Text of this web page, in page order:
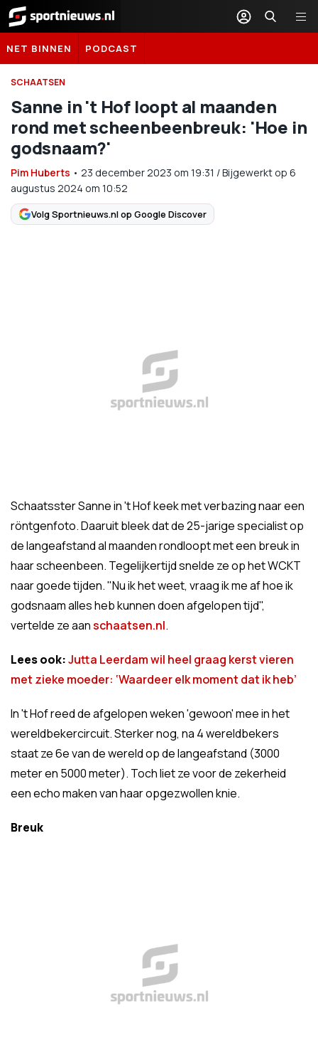
Sportnieuws.nl
NET BINNEN PODCAST
SCHAATSEN
Sanne in 't Hof loopt al maanden
rond met scheenbeenbreuk: 'Hoe in
godsnaam?'
Pim Huberts • 23 december 2023 om 19:31 /Bijgewerkt op 6
augustus 2024 om 10:52
Volg Sportnieuws.nl op Google Discover
Schaatsster Sanne in 't Hof keek met verbazing naar een
röntgenfoto. Daaruit bleek dat de 25-jarige specialist op
de langeafstand al maanden rondloopt met een breuk in
haar scheenbeen. Tegelijkertijd snelde ze op het WCKT
naar goede tijden. "Nu ik het weet, vraag ik me af hoe ik
godsnaam alles heb kunnen doen afgelopen tijd",
vertelde ze aanschaatsen.nl.
Lees ook:Jutta Leerdam wil heel graag kerst vieren
met zieke moeder: ‘Waardeer elk moment dat ik heb’
In 't Hof reed de afgelopen weken 'gewoon' mee in het
wereldbekercircuit. Sterker nog, na 4 wereldbekers
staat ze 6e van de wereld op de langeafstand (3000
meter en 5000 meter). Toch liet ze voor de zekerheid
een echo maken van haar opgezwollen knie.
Breuk